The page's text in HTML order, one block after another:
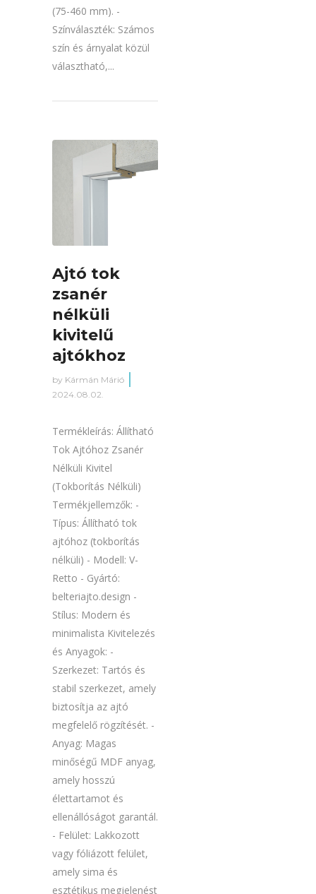
(75-460 mm). -
Színválaszték: Számos
szín és árnyalat közül
választható,...
Ajtó tok
zsanér
nélküli
kivitelű
ajtókhoz
by Kármán Márió
2024.08.02.
Termékleírás: Állítható
Tok Ajtóhoz Zsanér
Nélküli Kivitel
(Tokborítás Nélküli)
Termékjellemzők: -
Típus: Állítható tok
ajtóhoz (tokborítás
nélküli) - Modell: V-
Retto - Gyártó:
belteriajto.design -
Stílus: Modern és
minimalista Kivitelezés
és Anyagok: -
Szerkezet: Tartós és
stabil szerkezet, amely
biztosítja az ajtó
megfelelő rögzítését. -
Anyag: Magas
minőségű MDF anyag,
amely hosszú
élettartamot és
ellenállóságot garantál.
- Felület: Lakkozott
vagy fóliázott felület,
amely sima és
esztétikus megjelenést